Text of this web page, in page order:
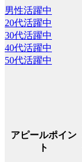
男性活躍中
20代活躍中
30代活躍中
40代活躍中
50代活躍中
アピールポイン
ト